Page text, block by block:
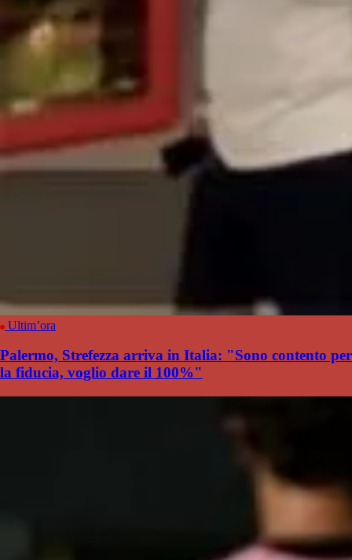
Ultim’ora
Palermo, Strefezza arriva in Italia: "Sono contento per
la fiducia, voglio dare il 100%"